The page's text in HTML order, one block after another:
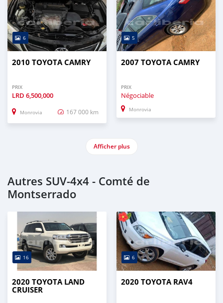
6
2010 TOYOTA CAMRY
PRIX
LRD 6,500,000
Monrovia 167 000 km
5
2007 TOYOTA CAMRY
PRIX
Négociable
Monrovia
Afficher plus
Autres SUV‒4x4 - Comté de
Montserrado
16
2020 TOYOTA LAND
CRUISER
6
2020 TOYOTA RAV4